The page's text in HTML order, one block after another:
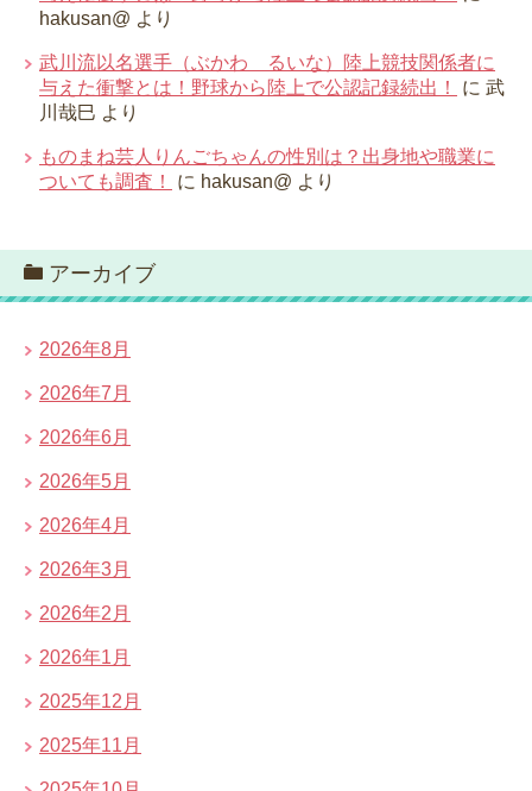
hakusan@ より
武川流以名選手（ぶかわ るいな）陸上競技関係者に
与えた衝撃とは！野球から陸上で公認記録続出！
に 武
川哉巳 より
ものまね芸人りんごちゃんの性別は？出身地や職業に
ついても調査！
に hakusan@ より
アーカイブ
2026年8月
2026年7月
2026年6月
2026年5月
2026年4月
2026年3月
2026年2月
2026年1月
2025年12月
2025年11月